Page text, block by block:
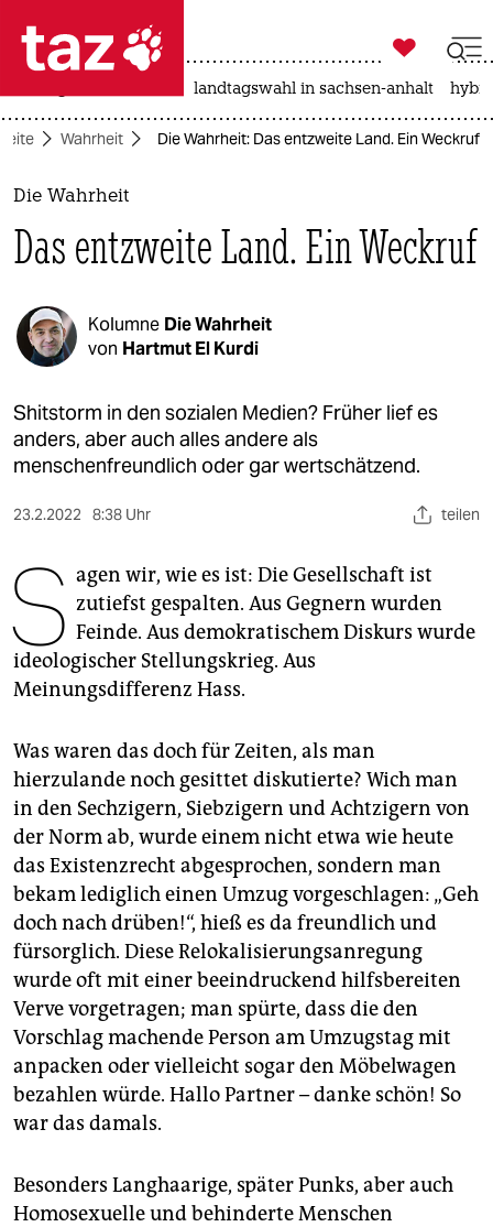
 taz zahl ich
taz zahl ich
themen
politik
öko
gesellschaft
kultur
sport
wahrheit
verlag
verlag
shop
fragen & hilfe
unterstützen
abo
genossenschaft
epaper login

taz zahl ich
landtagswahl in sachsen-anhalt
Wahrheit Die Wahrheit: Das entzweite Land. Ein Weckruf
Die Wahrheit
Das entzweite Land. Ein Weckruf
Kolumne Die Wahrheit
von Hartmut El Kurdi
Shitstorm in den sozialen Medien? Früher lief es
anders, aber auch alles andere als
menschenfreundlich oder gar wertschätzend.
23.2.2022 8:38 Uhr teilen
S agen wir, wie es ist: Die Gesellschaft ist
zutiefst gespalten. Aus Gegnern wurden
Feinde. Aus demokratischem Diskurs wurde
ideologischer Stellungskrieg. Aus
Meinungsdifferenz Hass.
Was waren das doch für Zeiten, als man
hierzulande noch gesittet diskutierte? Wich man
in den Sechzigern, Siebzigern und Achtzigern von
der Norm ab, wurde einem nicht etwa wie heute
das Existenzrecht abgesprochen, sondern man
bekam lediglich einen Umzug vorgeschlagen: „Geh
doch nach drüben!“, hieß es da freundlich und
fürsorglich. Diese Relokalisierungsanregung
wurde oft mit einer beeindruckend hilfsbereiten
Verve vorgetragen; man spürte, dass die den
Vorschlag machende Person am Umzugstag mit
anpacken oder vielleicht sogar den Möbelwagen
bezahlen würde. Hallo Partner – danke schön! So
war das damals.
Besonders Langhaarige, später Punks, aber auch
Homosexuelle und behinderte Menschen